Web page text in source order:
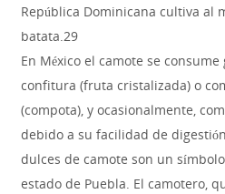
República Dominicana cultiva al
batata.29
En México el camote se
confitura (fruta cristalizada) o
(compota), y ocasionalmente,
debido a su facilidad de
dulces de camote son un
estado de Puebla. El camotero,